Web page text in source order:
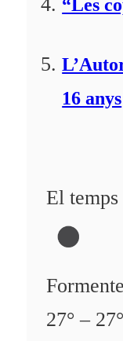
“Les
16 anys
El
27° – 27°